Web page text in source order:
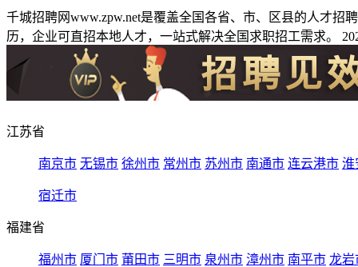
千城招聘网www.zpw.net是覆盖全国各省、市、区县的人才
历，企业可直招本地人才，一站式解决全国求职招工需求。
江苏省
南京市 无锡市 徐州市 常州市 苏州市 南通市 连云港市 淮
宿迁市
福建省
福州市 厦门市 莆田市 三明市 泉州市 漳州市 南平市 龙岩